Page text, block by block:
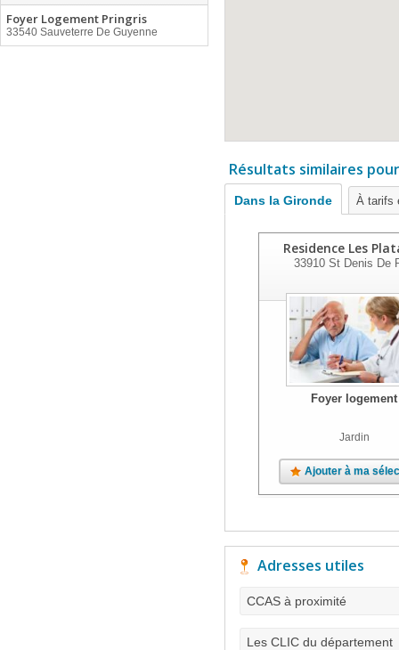
Foyer Logement Pringris
33540 Sauveterre De Guyenne
Résultats similaires
Dans la Gironde À tarifs
Residence Les
33910 St Denis De
Foyer logement
Jardin
Ajouter à ma
Adresses utiles
CCAS à proximité
Les CLIC du département